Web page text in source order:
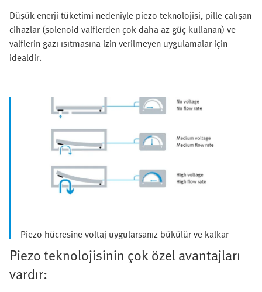
Düşük enerji tüketimi nedeniyle piezo teknolojisi, pille çalışan
cihazlar (solenoid valflerden çok daha az güç kullanan) ve
valflerin gazı ısıtmasına izin verilmeyen uygulamalar için
idealdir.
Piezo hücresine voltaj uygularsanız bükülür ve kalkar
Piezo teknolojisinin çok özel avantajları
vardır: